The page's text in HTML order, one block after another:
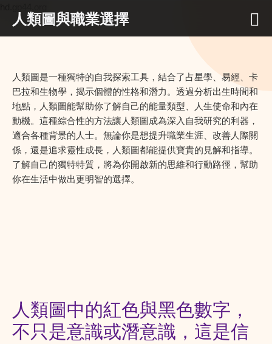
人類圖與職業選擇
人類圖是一種獨特的自我探索工具，結合了占星學、易經、卡
巴拉和生物學，揭示個體的性格和潛力。透過分析出生時間和
地點，人類圖能幫助你了解自己的能量類型、人生使命和內在
動機。這種綜合性的方法讓人類圖成為深入自我研究的利器，
適合各種背景的人士。無論你是想提升職業生涯、改善人際關
係，還是追求靈性成長，人類圖都能提供寶貴的見解和指導。
了解自己的獨特特質，將為你開啟新的思維和行動路徑，幫助
你在生活中做出更明智的選擇。
人類圖中的紅色與黑色數字，
不只是意識或潛意識，這是信